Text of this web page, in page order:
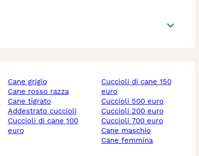
cane grigio
cane rosso razza
cane tigrato
addestrato cuccioli
cuccioli di cane 100
euro
cuccioli di cane 150
euro
cuccioli 500 euro
cuccioli 200 euro
cuccioli 700 euro
cane maschio
cane femmina